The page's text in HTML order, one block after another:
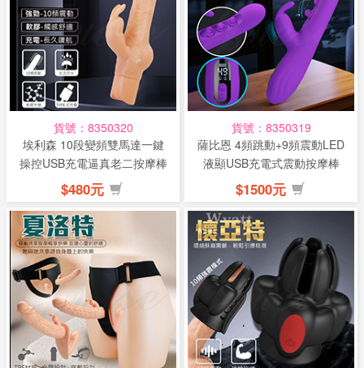
簡
訊
批
說
明
貨號：8350320
埃利森 10段變頻雙馬達一鍵
操控USB充電逼真老二按摩棒
$480元
貨號：8350319
薩比恩 4頻跳動+9頻震動LED
液顯USB充電式震動按摩棒
$1500元